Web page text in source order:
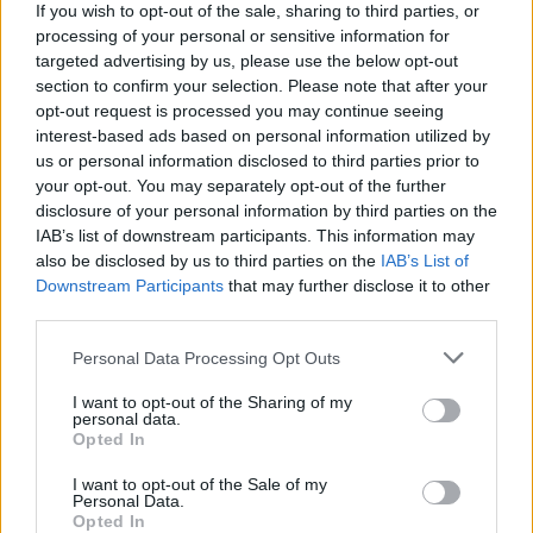
If you wish to opt-out of the sale, sharing to third parties, or
processing of your personal or sensitive information for
targeted advertising by us, please use the below opt-out
section to confirm your selection. Please note that after your
opt-out request is processed you may continue seeing
interest-based ads based on personal information utilized by
us or personal information disclosed to third parties prior to
your opt-out. You may separately opt-out of the further
disclosure of your personal information by third parties on the
IAB’s list of downstream participants. This information may
also be disclosed by us to third parties on the IAB’s List of
Downstream Participants that may further disclose it to other
Personal Data Processing Opt Outs
I want to opt-out of the Sharing of my
personal data.
Opted In
I want to opt-out of the Sale of my
Personal Data.
Opted In
Starta din prenumerationhär
Eller logga in på ditt konto nedan:
Username or E-mail
Password
Remember Me